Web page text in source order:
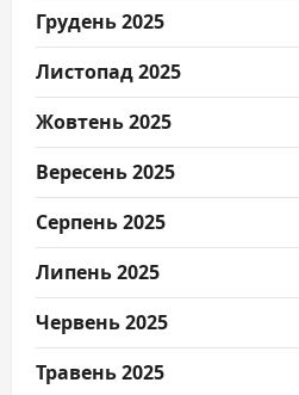
Грудень 2025
Листопад 2025
Жовтень 2025
Вересень 2025
Серпень 2025
Липень 2025
Червень 2025
Травень 2025